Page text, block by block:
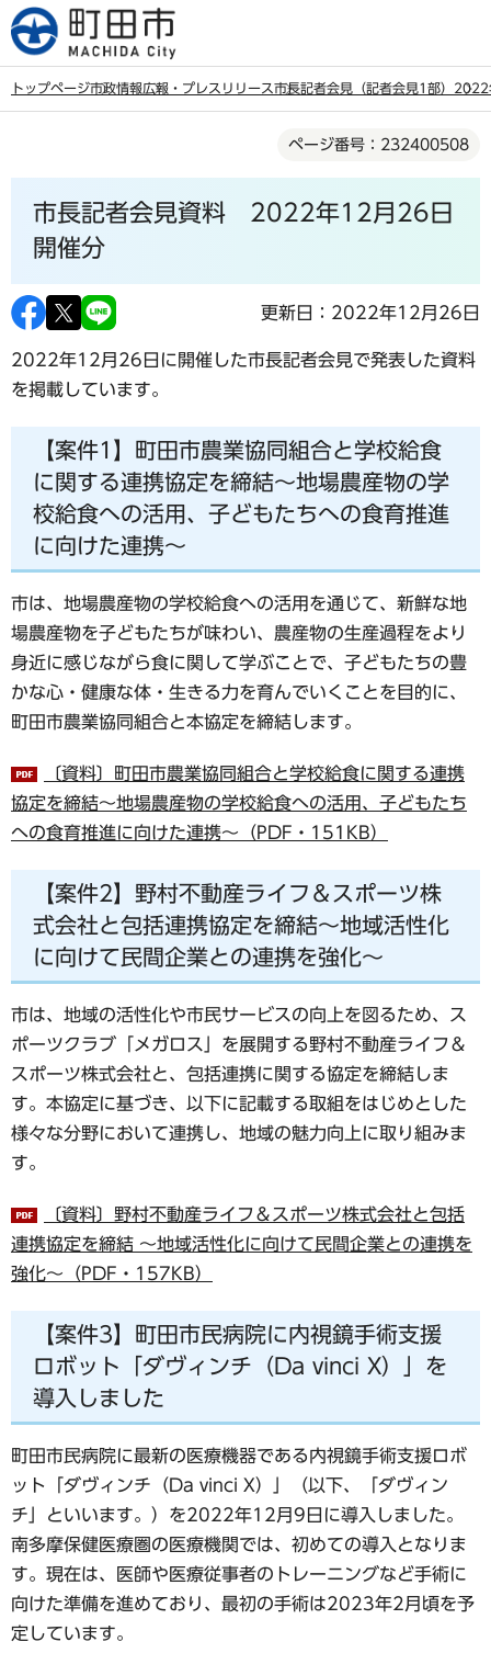
こ
の
トップページ市政情報広報・プレスリリース市長記者会見（記者会見1部） 2022
ページ番号：232400508
市長記者会見資料 2022年12月26日
開催分
更新日：2022年12月26日
2022年12月26日に開催した市長記者会見で発表した資料
を掲載しています。
【案件1】町田市農業協同組合と学校給食
に関する連携協定を締結～地場農産物の学
校給食への活用、子どもたちへの食育推進
に向けた連携～
市は、地場農産物の学校給食への活用を通じて、新鮮な地
場農産物を子どもたちが味わい、農産物の生産過程をより
身近に感じながら食に関して学ぶことで、子どもたちの豊
かな心・健康な体・生きる力を育んでいくことを目的に、
町田市農業協同組合と本協定を締結します。
〔資料〕町田市農業協同組合と学校給食に関する連携
協定を締結～地場農産物の学校給食への活用、子どもたち
への食育推進に向けた連携～（PDF・151KB）
【案件2】野村不動産ライフ＆スポーツ株
式会社と包括連携協定を締結～地域活性化
に向けて民間企業との連携を強化～
市は、地域の活性化や市民サービスの向上を図るため、ス
ポーツクラブ「メガロス」を展開する野村不動産ライフ＆
スポーツ株式会社と、包括連携に関する協定を締結しま
す。本協定に基づき、以下に記載する取組をはじめとした
様々な分野において連携し、地域の魅力向上に取り組みま
す。
〔資料〕野村不動産ライフ＆スポーツ株式会社と包括
連携協定を締結 ～地域活性化に向けて民間企業との連携を
強化～（PDF・157KB）
【案件3】町田市民病院に内視鏡手術支援
ロボット「ダヴィンチ（Da vinci X）」を
導入しました
町田市民病院に最新の医療機器である内視鏡手術支援ロボ
ット「ダヴィンチ（Da vinci X）」（以下、「ダヴィン
チ」といいます。）を2022年12月9日に導入しました。
南多摩保健医療圏の医療機関では、初めての導入となりま
す。現在は、医師や医療従事者のトレーニングなど手術に
向けた準備を進めており、最初の手術は2023年2月頃を予
定しています。